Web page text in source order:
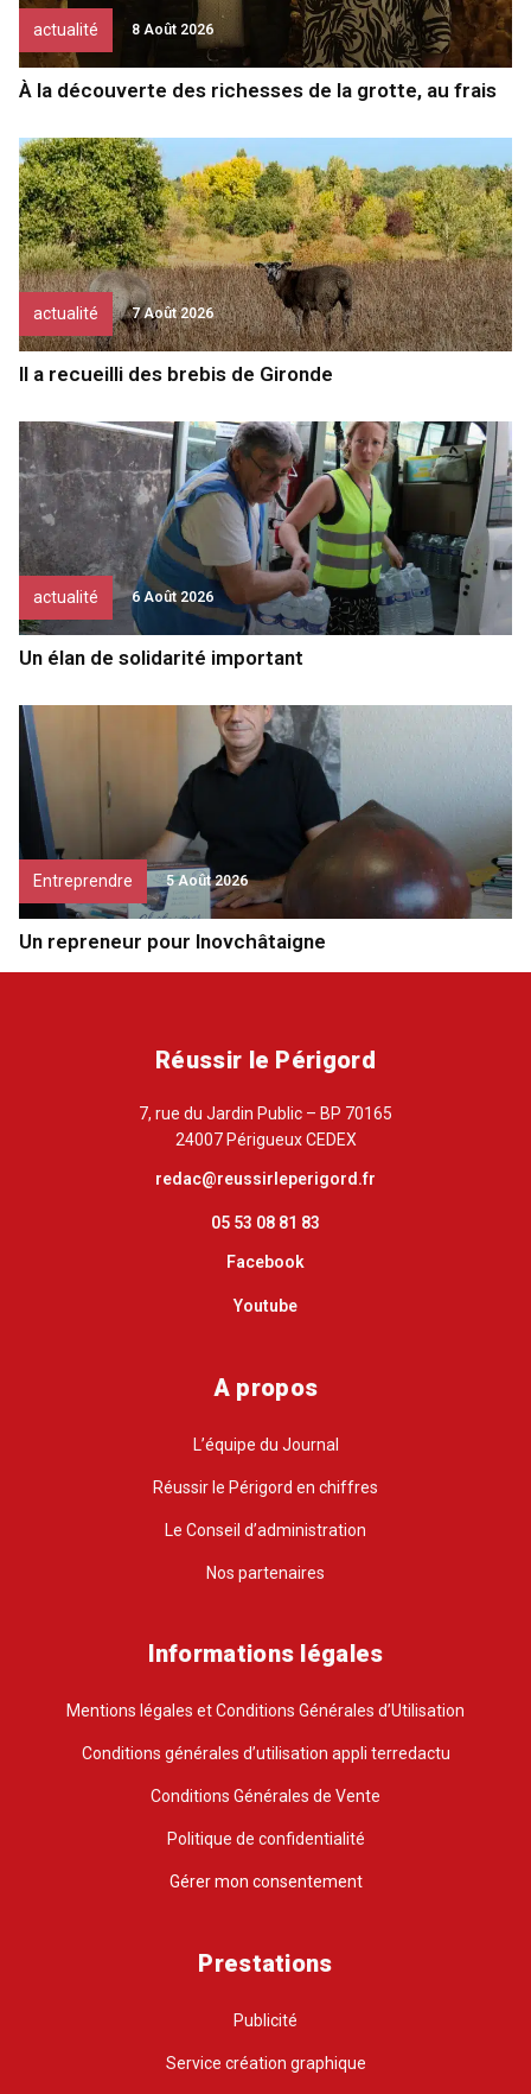
actualité 8 Août 2026
À la découverte des richesses de la grotte, au frais
actualité 7 Août 2026
Il a recueilli des brebis de Gironde
actualité 6 Août 2026
Un élan de solidarité important
Entreprendre 5 Août 2026
Un repreneur pour Inovchâtaigne
Réussir le Périgord
7, rue du Jardin Public – BP 70165
24007 Périgueux CEDEX
redac@reussirleperigord.fr
05 53 08 81 83
Facebook
Youtube
A propos
L’équipe du Journal
Réussir le Périgord en chiffres
Le Conseil d’administration
Nos partenaires
Informations légales
Mentions légales et Conditions Générales d’Utilisation
Conditions générales d’utilisation appli terredactu
Conditions Générales de Vente
Politique de confidentialité
Gérer mon consentement
Prestations
Publicité
Service création graphique